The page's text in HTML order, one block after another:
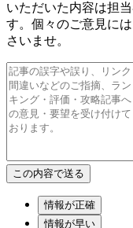
いただいた内容は担
す。個々のご意見に
さいませ。
情報が正確
情報が早い